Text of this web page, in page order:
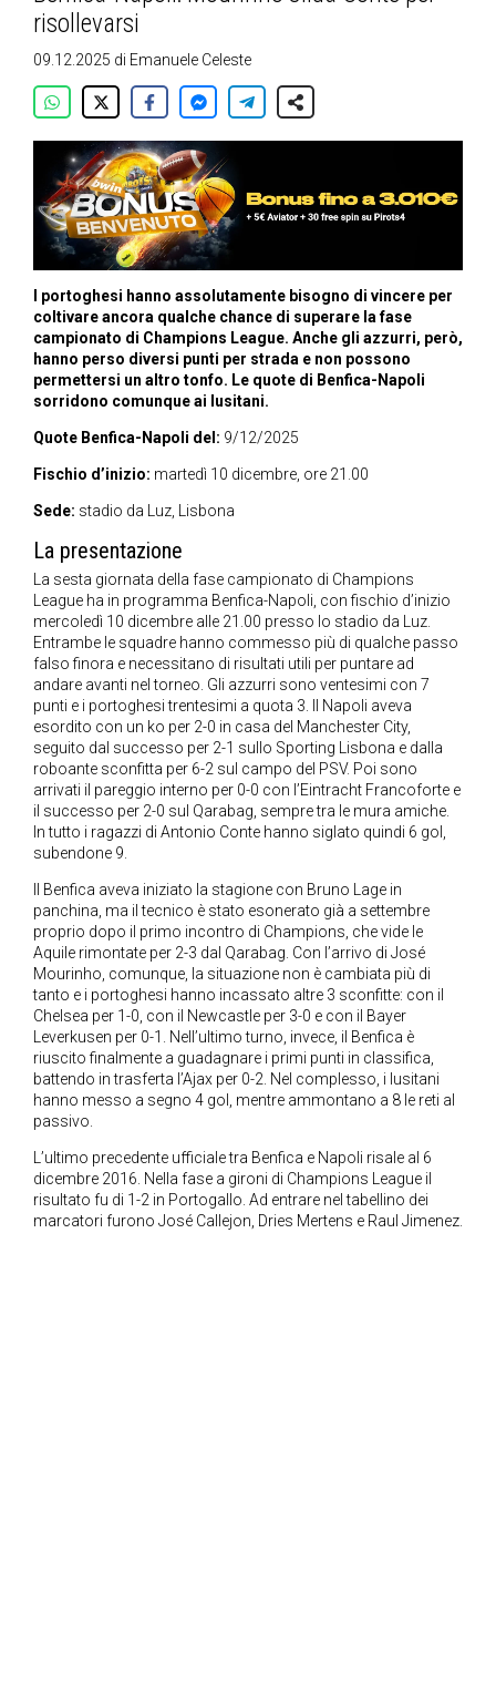
risollevarsi
09.12.2025 di Emanuele Celeste
I portoghesi hanno assolutamente bisogno di vincere per
coltivare ancora qualche chance di superare la fase
campionato di Champions League. Anche gli azzurri, però,
hanno perso diversi punti per strada e non possono
permettersi un altro tonfo. Le quote di Benfica-Napoli
sorridono comunque ai lusitani.
Quote Benfica-Napoli del: 9/12/2025
Fischio d’inizio: martedì 10 dicembre, ore 21.00
Sede: stadio da Luz, Lisbona
La presentazione
La sesta giornata della fase campionato di Champions
League ha in programma Benfica-Napoli, con fischio d’inizio
mercoledì 10 dicembre alle 21.00 presso lo stadio da Luz.
Entrambe le squadre hanno commesso più di qualche passo
falso finora e necessitano di risultati utili per puntare ad
andare avanti nel torneo. Gli azzurri sono ventesimi con 7
punti e i portoghesi trentesimi a quota 3. Il Napoli aveva
esordito con un ko per 2-0 in casa del Manchester City,
seguito dal successo per 2-1 sullo Sporting Lisbona e dalla
roboante sconfitta per 6-2 sul campo del PSV. Poi sono
arrivati il pareggio interno per 0-0 con l’Eintracht Francoforte e
il successo per 2-0 sul Qarabag, sempre tra le mura amiche.
In tutto i ragazzi di Antonio Conte hanno siglato quindi 6 gol,
subendone 9.
Il Benfica aveva iniziato la stagione con Bruno Lage in
panchina, ma il tecnico è stato esonerato già a settembre
proprio dopo il primo incontro di Champions, che vide le
Aquile rimontate per 2-3 dal Qarabag. Con l’arrivo di José
Mourinho, comunque, la situazione non è cambiata più di
tanto e i portoghesi hanno incassato altre 3 sconfitte: con il
Chelsea per 1-0, con il Newcastle per 3-0 e con il Bayer
Leverkusen per 0-1. Nell’ultimo turno, invece, il Benfica è
riuscito finalmente a guadagnare i primi punti in classifica,
battendo in trasferta l’Ajax per 0-2. Nel complesso, i lusitani
hanno messo a segno 4 gol, mentre ammontano a 8 le reti al
passivo.
L’ultimo precedente ufficiale tra Benfica e Napoli risale al 6
dicembre 2016. Nella fase a gironi di Champions League il
risultato fu di 1-2 in Portogallo. Ad entrare nel tabellino dei
marcatori furono José Callejon, Dries Mertens e Raul Jimenez.